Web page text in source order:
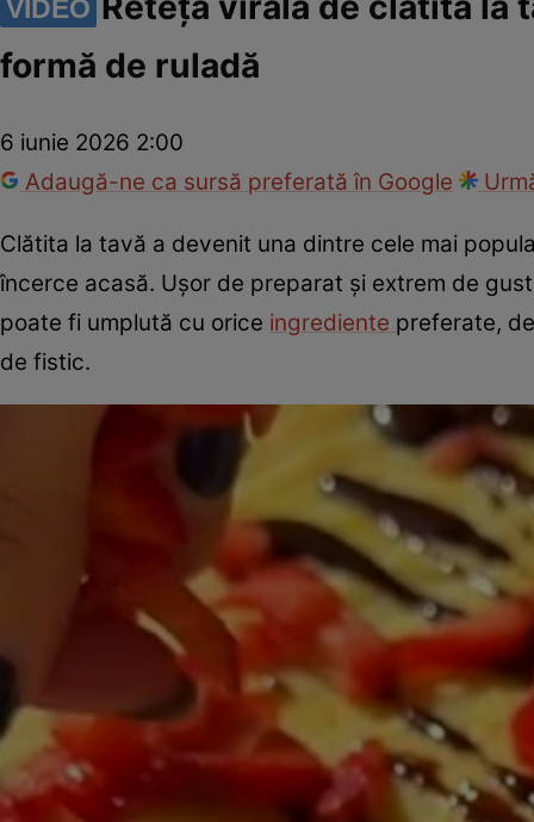
VIDEO
formă de ruladă
6 iunie 2026 2:00
Adaugă-ne ca sursă preferată în Google
Clătita la tavă a devenit una dintre cele mai
încerce acasă. Ușor de preparat și extrem de
poate fi umplută cu orice ingrediente preferate,
de fistic.